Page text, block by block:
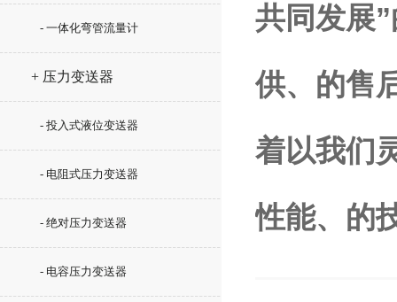
- 一体化弯管流量计
+ 压力变送器
- 投入式液位变送器
- 电阻式压力变送器
- 绝对压力变送器
- 电容压力变送器
共同发展
供、的售
着以我们
性能、的